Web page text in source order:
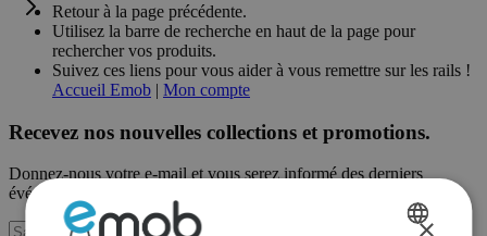
Retour à la page précédente.
Utilisez la barre de recherche en haut de la page pour
rechercher vos produits.
Suivez ces liens pour vous aider à vous remettre sur les rails !
Accueil Emob | Mon compte
Recevez nos nouvelles collections et promotions.
Donnez-nous votre e-mail et vous serez informé des derniers
événements sur une base mensuelle.